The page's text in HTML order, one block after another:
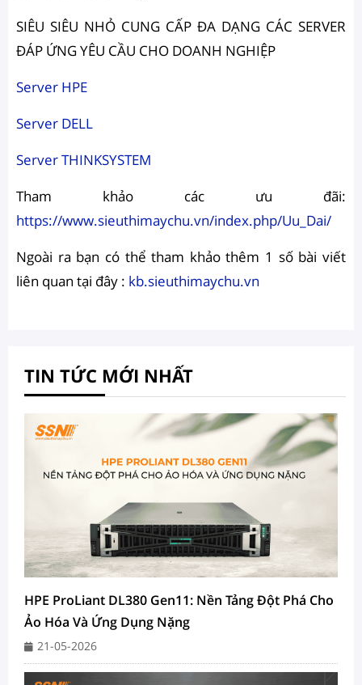
SIÊU SIÊU NHỎ CUNG CẤP ĐA DẠNG CÁC SERVER
ĐÁP ỨNG YÊU CẦU CHO DOANH NGHIỆP
Server HPE
Server DELL
Server THINKSYSTEM
Tham khảo các ưu đãi:
https://www.sieuthimaychu.vn/index.php/Uu_Dai/
Ngoài ra bạn có thể tham khảo thêm 1 số bài viết
liên quan tại đây : kb.sieuthimaychu.vn
TIN TỨC MỚI NHẤT
HPE ProLiant DL380 Gen11: Nền Tảng Đột Phá Cho
Ảo Hóa Và Ứng Dụng Nặng
21-05-2026